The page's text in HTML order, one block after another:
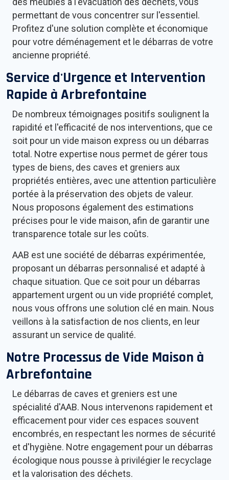
permettant de vous concentrer sur l'essentiel.
Profitez d'une solution complète et économique
pour votre déménagement et le débarras de votre
ancienne propriété.
Service d'Urgence et Intervention
Rapide àArbrefontaine
De nombreux témoignages positifs soulignent la
rapidité et l'efficacité de nos interventions, que ce
soit pour un vide maison express ou un débarras
total. Notre expertise nous permet de gérer tous
types de biens, des caves et greniers aux
propriétés entières, avec une attention particulière
portée à la préservation des objets de valeur.
Nous proposons également des estimations
précises pour le vide maison, afin de garantir une
transparence totale sur les coûts.
AAB est une société de débarras expérimentée,
proposant un débarras personnalisé et adapté à
chaque situation. Que ce soit pour un débarras
appartement urgent ou un vide propriété complet,
nous vous offrons une solution clé en main. Nous
veillons à la satisfaction de nos clients, en leur
assurant un service de qualité.
Notre Processus de Vide Maison à
Arbrefontaine
Le débarras de caves et greniers est une
spécialité d'AAB. Nous intervenons rapidement et
efficacement pour vider ces espaces souvent
encombrés, en respectant les normes de sécurité
et d'hygiène. Notre engagement pour un débarras
écologique nous pousse à privilégier le recyclage
et la valorisation des déchets.